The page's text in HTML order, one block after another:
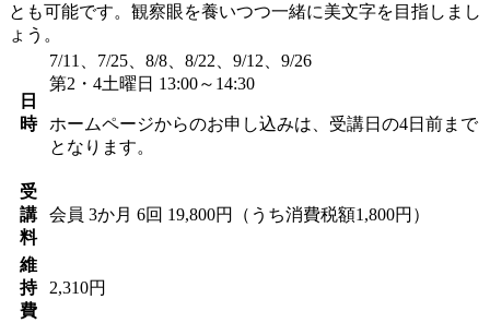
とも可能です。観察眼を養いつつ一緒に美文字を目指しまし
ょう。
日
時
7/11、7/25、8/8、8/22、9/12、9/26
第2・4土曜日 13:00～14:30
ホームページからのお申し込みは、受講日の4日前まで
となります。
受
講
料
会員 3か月 6回 19,800円（うち消費税額1,800円）
維
持
費
2,310円